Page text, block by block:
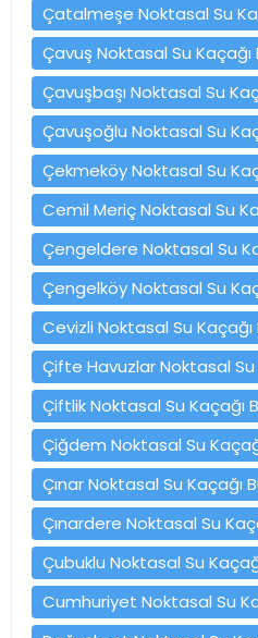
Çatalmeşe Noktasal Su
Çavuş Noktasal Su Kaçağı
Çavuşbaşı Noktasal Su
Çavuşoğlu Noktasal Su
Çekmeköy Noktasal Su
Cemil Meriç Noktasal Su
Çengeldere Noktasal Su
Çengelköy Noktasal Su
Cevizli Noktasal Su Kaçağı
Çifte Havuzlar Noktasal Su
Çiftlik Noktasal Su Kaçağı
Çiğdem Noktasal Su
Çınar Noktasal Su Kaçağı
Çınardere Noktasal Su
Çubuklu Noktasal Su
Cumhuriyet Noktasal Su